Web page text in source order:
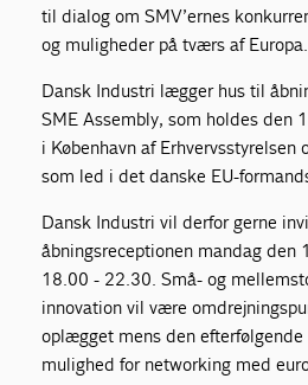
til dialog om SMV’ernes
og muligheder på tværs af Europa.
Dansk Industri lægger hus til
SME Assembly, som holdes den
i København af Erhvervsstyrelsen
som led i det danske EU-
Dansk Industri vil derfor gerne
åbningsreceptionen mandag den
18.00 - 22.30. Små- og
innovation vil være
oplægget mens den efterfølgende
mulighed for networking med